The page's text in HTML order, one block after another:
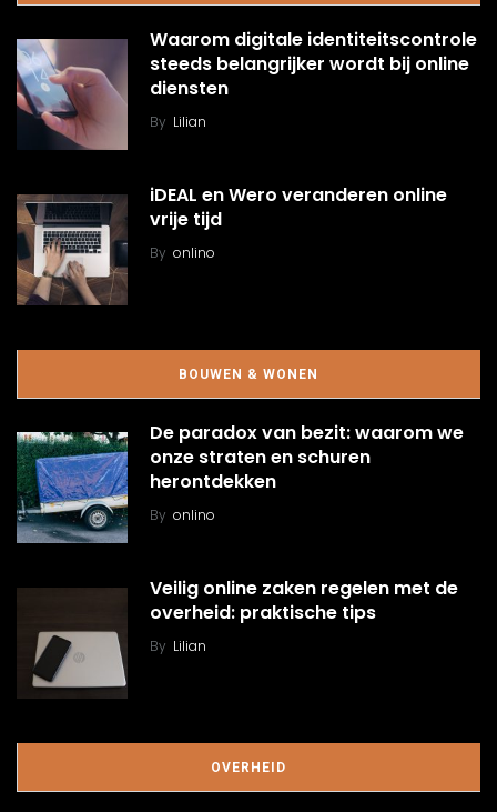
Waarom digitale identiteitscontrole
steeds belangrijker wordt bij online
diensten
By Lilian
iDEAL en Wero veranderen online
vrije tijd
By onlino
BOUWEN & WONEN
De paradox van bezit: waarom we
onze straten en schuren
herontdekken
By onlino
Veilig online zaken regelen met de
overheid: praktische tips
By Lilian
OVERHEID